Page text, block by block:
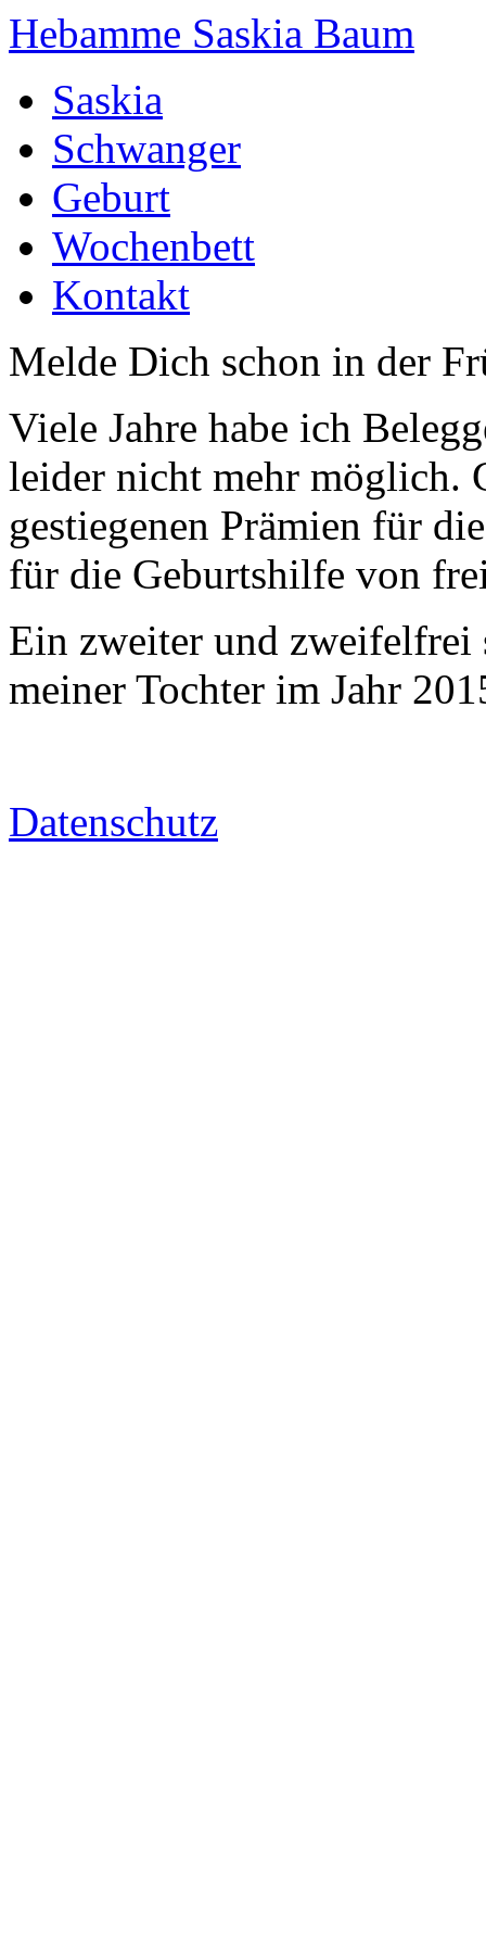
Hebamme Saskia Baum
Saskia
Schwanger
Geburt
Wochenbett
Kontakt
Melde Dich schon in der
Viele Jahre habe ich
leider nicht mehr möglich.
gestiegenen Prämien für
für die Geburtshilfe von
Ein zweiter und zweifelfrei
meiner Tochter im Jahr
Datenschutz